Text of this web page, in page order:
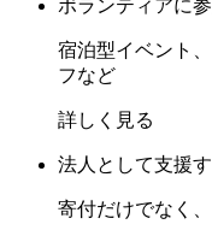
ボランティアに
宿泊型イベント
フなど
詳しく見る
法人として支援
寄付だけでなく